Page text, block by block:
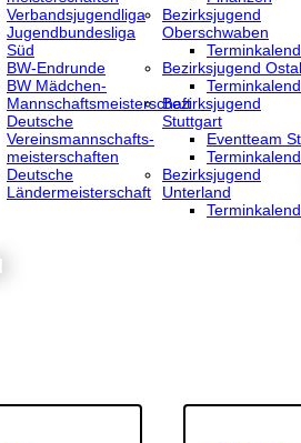
Verbandsjugendliga
Jugendbundesliga
Süd
BW-Endrunde
BW Mädchen-
Mannschaftsmeisterschaft
Deutsche
Vereinsmannschafts-
meisterschaften
Deutsche
Ländermeisterschaft
Bezirksjugend
Oberschwaben
Bezirksjugend
Bezirksjugend
Stuttgart
‎Eventteam
Bezirksjugend
Unterland